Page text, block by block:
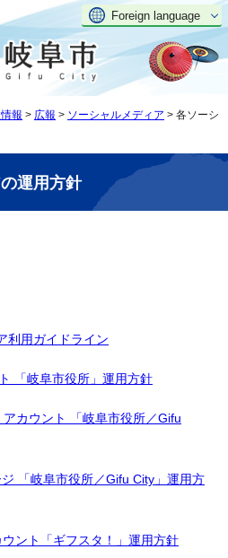
Foreign language
報 > 広報 > ソーシャルメディア > 各ソーシ
運用方針
利用ガイドライン
「岐阜市役所」運用方針
カウント 「岐阜市役所／Gifu
「岐阜市役所／Gifu City」運用方
ント「ギフスタ！」運用方針